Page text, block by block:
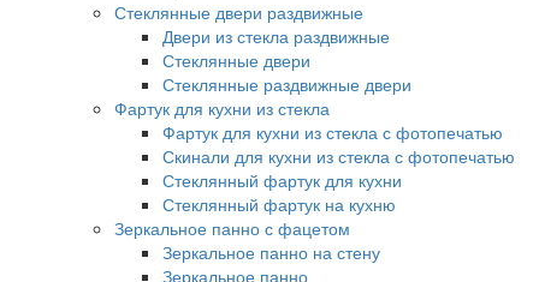
Стеклянные двери раздвижные
Двери из стекла раздвижные
Стеклянные двери
Стеклянные раздвижные двери
Фартук для кухни из стекла
Фартук для кухни из стекла с фотопечатью
Скинали для кухни из стекла с фотопечатью
Стеклянный фартук для кухни
Стеклянный фартук на кухню
Зеркальное панно с фацетом
Зеркальное панно на стену
Зеркальное панно